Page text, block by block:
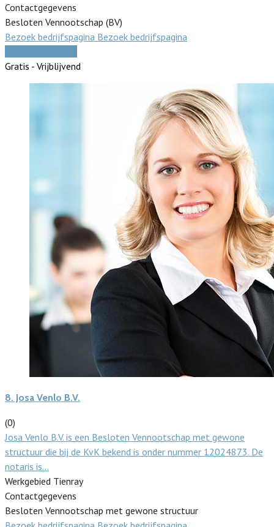
Contactgegevens
Besloten Vennootschap (BV)
Bezoek bedrijfspagina Bezoek bedrijfspagina
Gratis - Vrijblijvend
8. Josa Venlo B.V.
(0)
Josa Venlo B.V. is een Besloten Vennootschap met gewone
structuur die bij de KvK bekend is onder nummer 12024873. De
notaris is…
Werkgebied Tienray
Contactgegevens
Besloten Vennootschap met gewone structuur